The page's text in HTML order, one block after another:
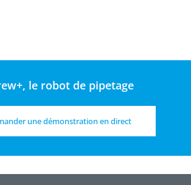
le robot de pipetage
une démonstration en direct